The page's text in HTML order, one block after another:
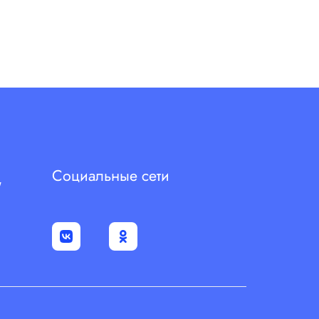
Социальные сети